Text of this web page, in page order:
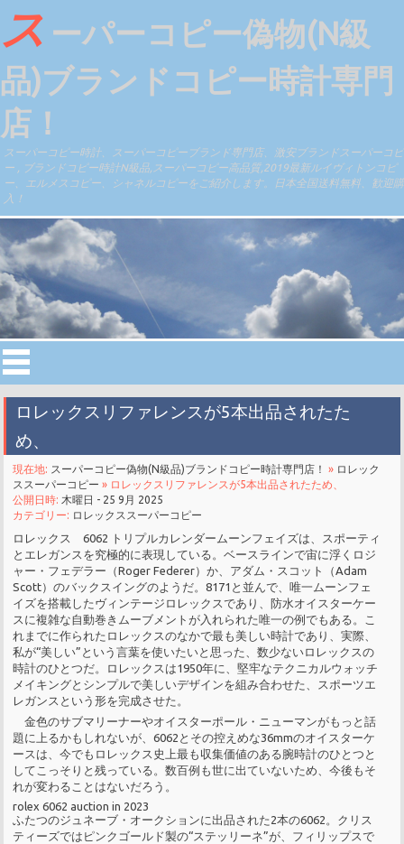
ス ーパーコピー偽物(N級
品)ブランドコピー時計専門
店！
スーパーコピー時計、スーパーコピーブランド専門店、激安ブランドスーパーコピ
ー , ブランドコピー時計N級品,スーパーコピー高品質,2019最新ルイヴィトンコピ
ー、エルメスコピー、シャネルコピーをご紹介します。日本全国送料無料、歓迎購
入！
ロレックスリファレンスが5本出品されたた
め、
現在地: スーパーコピー偽物(N級品)ブランドコピー時計専門店！ » ロレック
ススーパーコピー » ロレックスリファレンスが5本出品されたため、
公開日時: 木曜日 - 25 9月 2025
カテゴリー: ロレックススーパーコピー
ロレックス 6062 トリプルカレンダームーンフェイズは、スポーティ
とエレガンスを究極的に表現している。ベースラインで宙に浮くロジ
ャー・フェデラー（Roger Federer）か、アダム・スコット（Adam
Scott）のバックスイングのようだ。8171と並んで、唯一ムーンフェ
イズを搭載したヴィンテージロレックスであり、防水オイスターケー
スに複雑な自動巻きムーブメントが入れられた唯一の例でもある。こ
れまでに作られたロレックスのなかで最も美しい時計であり、実際、
私が“美しい”という言葉を使いたいと思った、数少ないロレックスの
時計のひとつだ。ロレックスは1950年に、堅牢なテクニカルウォッチ
メイキングとシンプルで美しいデザインを組み合わせた、スポーツエ
レガンスという形を完成させた。
金色のサブマリーナーやオイスターポール・ニューマンがもっと話
題に上るかもしれないが、6062とその控えめな36mmのオイスターケ
ースは、今でもロレックス史上最も収集価値のある腕時計のひとつと
してこっそりと残っている。数百例も世に出ていないため、今後もそ
れが変わることはないだろう。
rolex 6062 auction in 2023
ふたつのジュネーブ・オークションに出品された2本の6062。クリス
ティーズではピンクゴールド製の“ステッリーネ”が、フィリップスで